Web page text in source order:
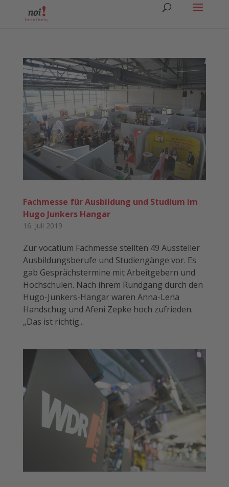
Fachmesse für Ausbildung und Studium im
Hugo Junkers Hangar
16. Juli 2019
Zur vocatium Fachmesse stellten 49 Aussteller
Ausbildungsberufe und Studiengänge vor. Es
gab Gesprächstermine mit Arbeitgebern und
Hochschulen. Nach ihrem Rundgang durch den
Hugo-Junkers-Hangar waren Anna-Lena
Handschug und Afeni Zepke hoch zufrieden.
„Das ist richtig...